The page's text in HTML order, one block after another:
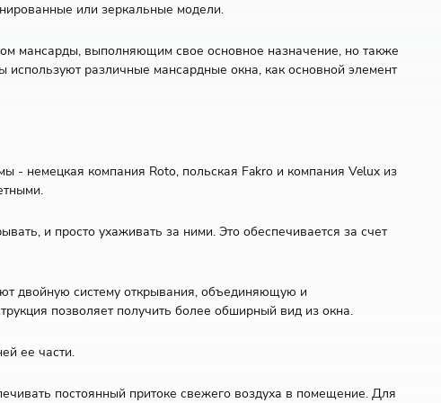
или зеркальные модели.
мансарды, выполняющим свое основное назначение, но также
различные мансардные окна, как основной элемент
- немецкая компания Roto, польская Fakro и компания Velux из
и просто ухаживать за ними. Это обеспечивается за счет
двойную систему открывания, объединяющую и
позволяет получить более обширный вид из окна.
ее части.
постоянный притоке свежего воздуха в помещение. Для